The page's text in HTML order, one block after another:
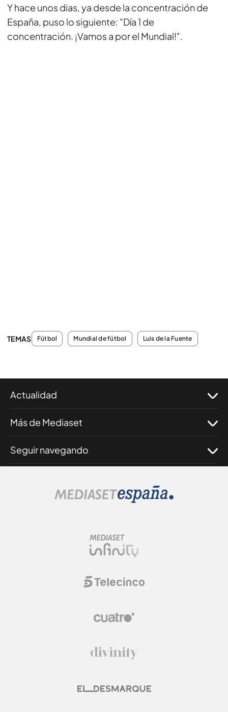
Y hace unos dias, ya desde la concentración de
España, puso lo siguiente: "Día 1 de
concentración. ¡Vamos a por el Mundial!".
TEMAS Fútbol Mundial de fútbol Luis de la Fuente
Actualidad
Más de Mediaset
Seguir navegando